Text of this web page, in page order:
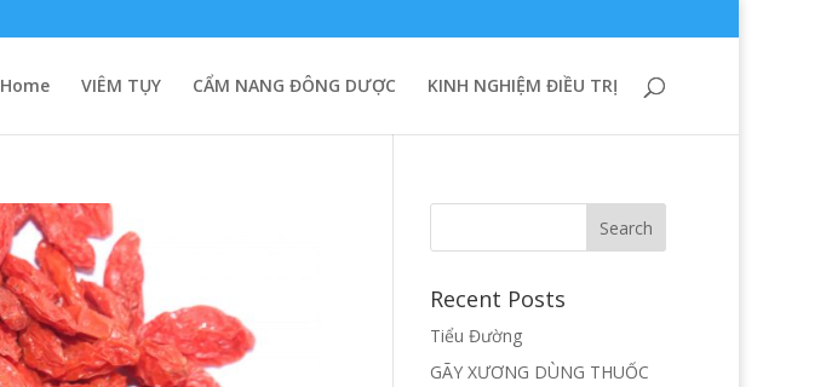
Home VIÊM TỤY CẨM NANG ĐÔNG DƯỢC KINH NGHIỆM ĐIỀU TRỊ
Recent Posts
Tiểu Đường
GÃY XƯƠNG DÙNG THUỐC